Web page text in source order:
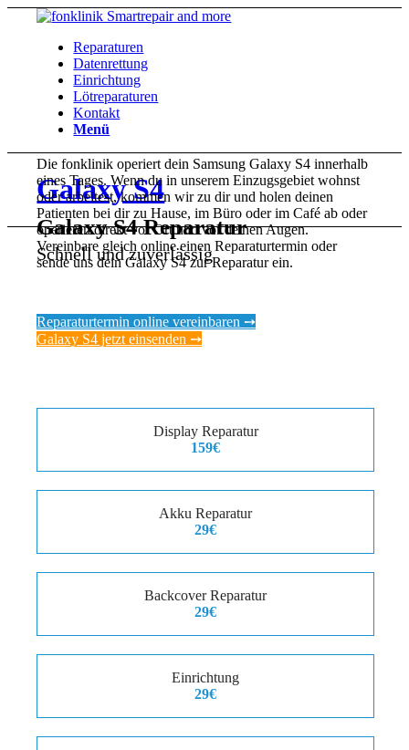
Reparaturen
Datenrettung
Einrichtung
Lötreparaturen
Kontakt
Menü
Galaxy S4
Galaxy S4 Reparatur
Schnell und zuverlässig
Die fonklinik operiert dein Samsung Galaxy S4 innerhalb
eines Tages. Wenn du in unserem Einzugsgebiet wohnst
oder arbeitest, kommen wir zu dir und holen deinen
Patienten bei dir zu Hause, im Büro oder im Café ab oder
operieren direkt vor Ort und vor deinen Augen.
Vereinbare gleich online einen Reparaturtermin oder
sende uns dein Galaxy S4 zur Reparatur ein.
Reparaturtermin online vereinbaren ➙
Galaxy S4 jetzt einsenden ➙
Display Reparatur
159€
Akku Reparatur
29€
Backcover Reparatur
29€
Einrichtung
29€